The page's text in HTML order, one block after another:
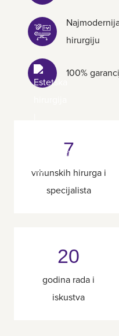
hirurgiju
100%
7
vrhunskih hirurga i
specijalista
20
godina rada i
iskustva